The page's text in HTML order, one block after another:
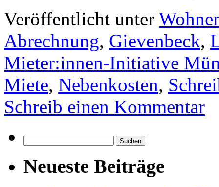
Veröffentlicht unter
Abrechnung, Gievenbeck,
Mieter:innen-Initiative
Miete, Nebenkosten,
Schreib einen Kommentar
nach:
Neueste Beiträge